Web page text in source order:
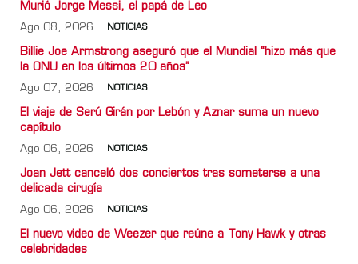
Murió Jorge Messi, el papá de Leo
Ago 08, 2026 NOTICIAS
Billie Joe Armstrong aseguró que el Mundial “hizo más que
la ONU en los últimos 20 años”
Ago 07, 2026 NOTICIAS
El viaje de Serú Girán por Lebón y Aznar suma un nuevo
capítulo
Ago 06, 2026 NOTICIAS
Joan Jett canceló dos conciertos tras someterse a una
delicada cirugía
Ago 06, 2026 NOTICIAS
El nuevo video de Weezer que reúne a Tony Hawk y otras
celebridades